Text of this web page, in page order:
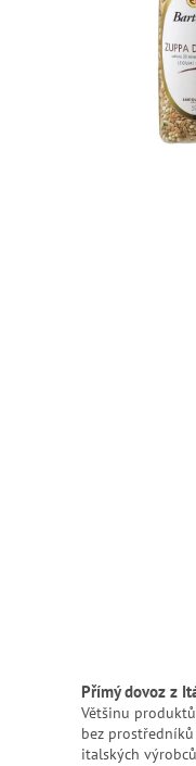
Přímý dovoz z
Většinu
bez
italských